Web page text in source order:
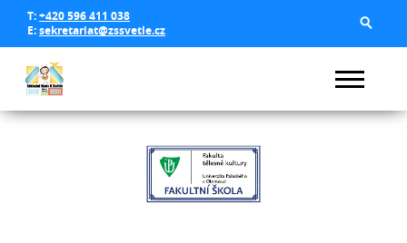
T:+420 596 411 038
E:sekretariat@zssvetle.cz